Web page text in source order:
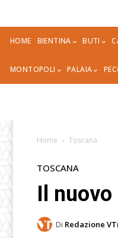
HOME BIENTINA BUTI
MONTOPOLI PALAIA
Home Toscana
TOSCANA
Il
Di Redazione